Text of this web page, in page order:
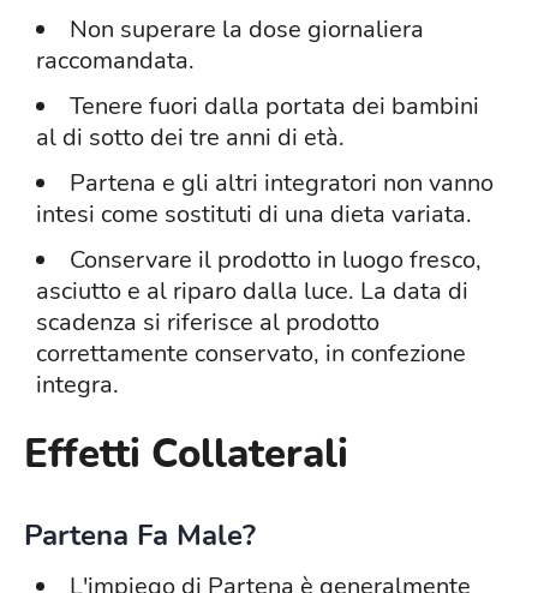
Non superare la dose giornaliera
raccomandata.
Tenere fuori dalla portata dei bambini
al di sotto dei tre anni di età.
Partena e gli altri integratori non vanno
intesi come sostituti di una dieta variata.
Conservare il prodotto in luogo fresco,
asciutto e al riparo dalla luce. La data di
scadenza si riferisce al prodotto
correttamente conservato, in confezione
integra.
Effetti Collaterali
Partena Fa Male?